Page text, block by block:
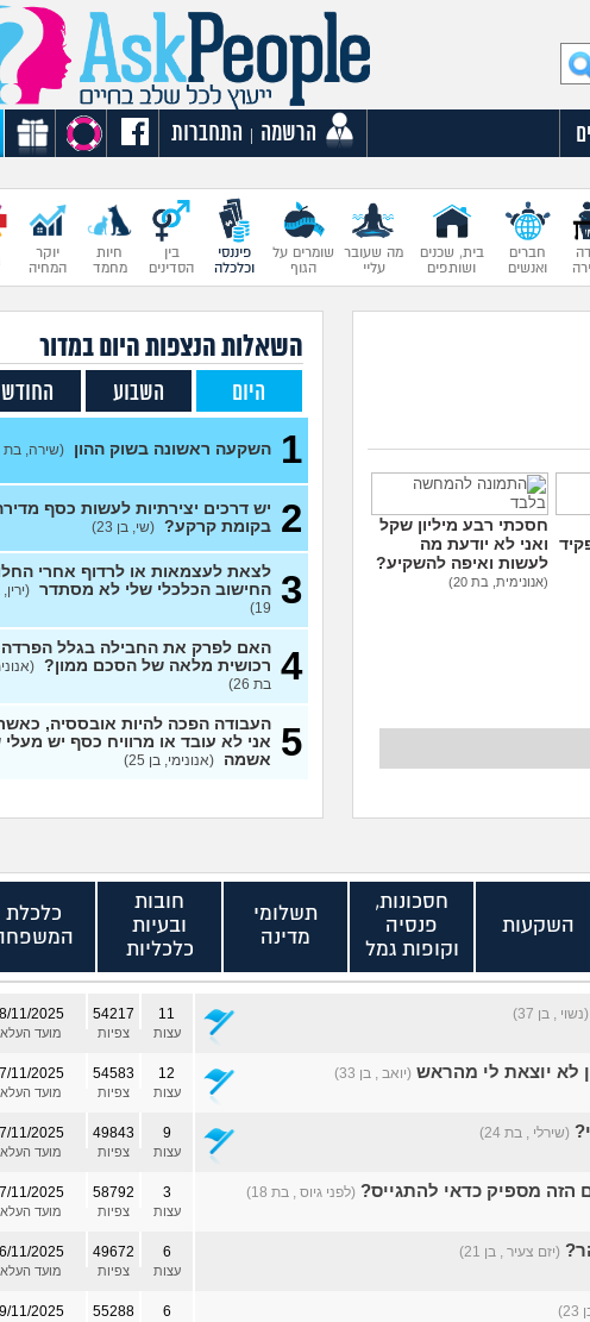
הרשמה התחברות
חברים
ואנשים
בית, שכנים
ושותפים
מה שעובר
עליי
שומרים על
הגוף
פיננסי
וכלכלה
בין
הסדינים
חיות
מחמד
יוקר
המחיה
חסכתי רבע מיליון שקל
ואני לא יודעת מה
לעשות ואיפה להשקיע?
(אנונימית, בת 20)
השאלות הנצפות היוםבמדור
היום השבוע החודש
1 השקעה ראשונה בשוק ההון(שירה, בת 18)
2
יש דרכים יצירתיות לעשות כסף
בקומת קרקע?(שי, בן 23)
3 לצאת לעצמאות או לרדוף אחרי
החישוב הכלכלי שלי לא מסתדר
19)
4 האם לפרק את החבילה בגלל הפרדה
רכושית מלאה של הסכם ממון?
בת 26)
5
העבודה הפכה להיות אובססיה,
אני לא עובד או מרוויח כסף יש
אשמה(אנונימי, בן 25)
השקעות
חסכונות,
פנסיה
וקופות גמל
תשלומי
מדינה
חובות
ובעיות
כלכליות
כלכלת
(נשוי , בן 37) 11/2025
מועד
54217
צפיות
11
עצות
לא יוצאת לי מהראש (יואב , בן 33) 11/2025
מועד
54583
צפיות
12
עצות
(שירלי , בת 24) 11/2025
מועד
49843
צפיות
9
עצות
(לפני גיוס , בת 18) 11/2025
מועד
58792
צפיות
3
עצות
(יזם צעיר , בן 21) 11/2025
מועד
49672
צפיות
6
עצות
11/2025 55288 6